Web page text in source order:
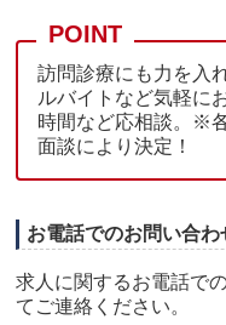
訪問診療にも力を入
ルバイトなど気軽に
時間など応相談。※
面談により決定！
お電話でのお問い合わ
求人に関するお電話で
てご連絡ください。